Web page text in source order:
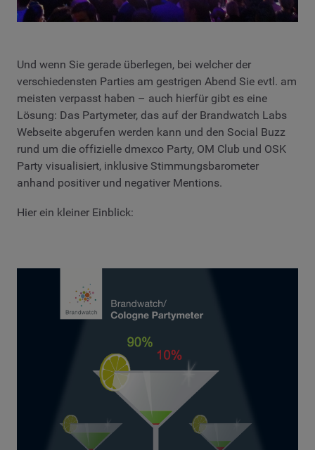
Und wenn Sie gerade überlegen, bei welcher der
verschiedensten Parties am gestrigen Abend Sie evtl. am
meisten verpasst haben – auch hierfür gibt es eine
Lösung: Das Partymeter, das auf der Brandwatch Labs
Webseite abgerufen werden kann und den Social Buzz
rund um die offizielle dmexco Party, OM Club und OSK
Party visualisiert, inklusive Stimmungsbarometer
anhand positiver und negativer Mentions.
Hier ein kleiner Einblick: